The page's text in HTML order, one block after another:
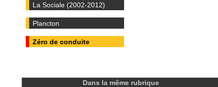
La Sociale (2002-2012)
Plancton
Zéro de conduite
Dans la même rubrique